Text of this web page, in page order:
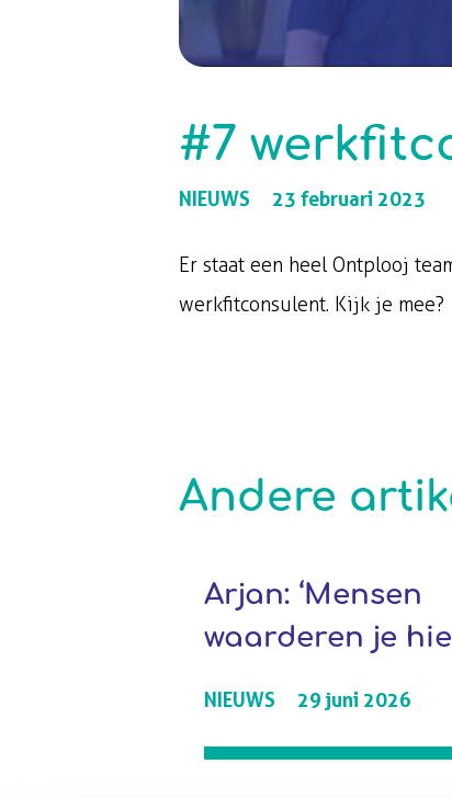
#7
NIEUWS 23 februari 2023
Er staat een heel Ontplooj
werkfitconsulent. Kijk je mee?
Andere
Arjan: ‘Mensen
waarderen je hier.
NIEUWS 29 juni 2026